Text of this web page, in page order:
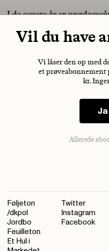
I de senere år er
Vil du have
Vi låser den op med
et prøveabonnement
kr.
Allerede
Føljeton
/dkpol
Jordbo
Feuilleton
Et Hul i
Twitter
Instagram
Facebook